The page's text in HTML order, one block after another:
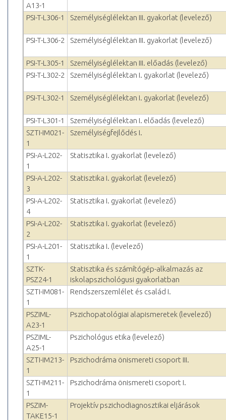
A13-1
PSI-T-L306-1 Személyiséglélektan III. gyakorlat (levelező)
PSI-T-L306-2 Személyiséglélektan III. gyakorlat (levelező)
PSI-T-L305-1
Személyiséglélektan III. előadás (levelező)
PSI-T-L302-2
Személyiséglélektan I. gyakorlat (levelező)
PSI-T-L302-1 Személyiséglélektan I. gyakorlat (levelező)
PSI-T-L301-1
Személyiséglélektan I. előadás (levelező)
SZTI-IM021-
1
Személyiségfejlődés I.
PSI-A-L202-
1
Statisztika I. gyakorlat (levelező)
PSI-A-L202-
3
Statisztika I. gyakorlat (levelező)
PSI-A-L202-
4
Statisztika I. gyakorlat (levelező)
PSI-A-L202-
2
Statisztika I. gyakorlat (levelező)
PSI-A-L201-
1
Statisztika I. (levelező)
SZTK-
PSZ24-1
Statisztika és számítógép-alkalmazás az
iskolapszichológusi gyakorlatban
SZTI-IM081-
1
Rendszerszemlélet és család I.
PSZIML-
A23-1
Pszichopatológiai alapismeretek (levelező)
PSZIML-
A25-1
Pszichológus etika (levelező)
SZTI-IM213-
1
Pszichodráma önismereti csoport III.
SZTI-IM211-
1
Pszichodráma önismereti csoport I.
PSZIM-
TAKE15-1
Projektív pszichodiagnosztikai eljárások